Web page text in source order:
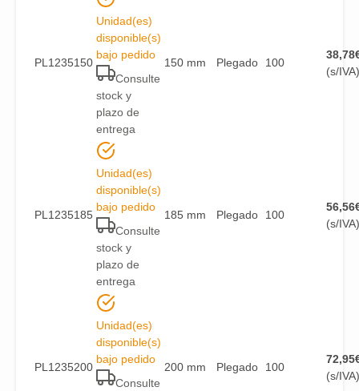
PL1235150
Unidad(es)
disponible(s)
bajo pedido
Consulte
stock y
plazo de
entrega
150 mm Plegado 100
38,78
(s/IVA)
PL1235185
Unidad(es)
disponible(s)
bajo pedido
Consulte
stock y
plazo de
entrega
185 mm Plegado 100
56,56
(s/IVA)
PL1235200
Unidad(es)
disponible(s)
bajo pedido
Consulte
200 mm Plegado 100
72,95
(s/IVA)